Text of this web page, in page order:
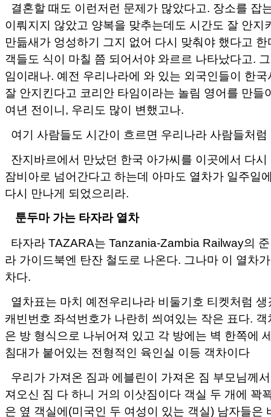
결혼할 때도 이런저런 문제가 많았다고. 장소를 잡
이뤄지지 않았고 양복을 맞추는데도 시간도 잘 안지
만듦새가 엉성하기 그지 없어 다시 맞춰야 했다고
객들도 식이 마칠 쯤 되어서야 와르르 나타났다고.
임이래나. 예전 우리나라에 와 있는 외국인들이 한
잘 안지킨다고 코리안 타임이라는 놀림 영어를 만들
여년 전이니, 우리도 많이 변했고나.
여기 사람들도 시간이 흐르면 우리나라 사람들처
잔지바르에서 만났던 한국 아가씨를 이곳에서 다
잠비아로 넘어간다고 하는데 아마도 열차가 일주일
다시 만나게 되었으리라.
툰두마 가는 타자라 열차
타자라 TAZARA는 Tanzania-Zambia Railway의
라 가이드북엔 탄잔 철도로 나온다. 그나마 이 열차
차다.
열차표는 마치 예전우리나라 비둘기호 티켓처럼
캐빈번호 좌석번호가 나란히 씌여있는 작은 표다.
은 방 형식으로 나뉘어져 있고 각 방에는 벽 한쪽에
침대가 붙어있는 전형적인 육인실 이등 객차이다
우리가 가져온 짐과 에블린이 가져온 짐 부모님께
져오신 짐 다 하니 거의 이삿짐이다 객실 두 개에 꽉
은 옆 객실에(미국인 두 여성이 있는 객실) 남자들은